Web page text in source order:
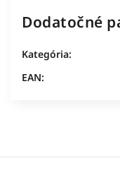
Dodatočné
Kategória:
EAN: